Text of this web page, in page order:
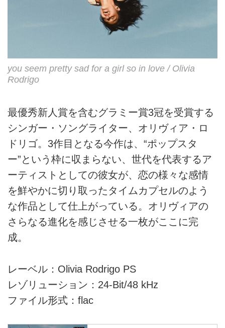
you seem pretty sad for a girl so in love / Olivia
Rodrigo
最優秀新人賞を含むグラミー賞3冠を受賞する
シンガー・ソングライター、オリヴィア・ロ
ドリゴ。3作目となる今作は、“ポップスタ
ー”という枠に収まらない、世代を代表するア
ーティストとしての彼女が、恋の様々な感情
を鮮やかに切り取ったタイムカプセルのよう
な作品として仕上がっている。オリヴィアの
さらなる進化を感じさせる一枚がここに完
成。
レーベル：Olivia Rodrigo PS
レゾリューション：24-Bit/48 kHz
ファイル形式：flac